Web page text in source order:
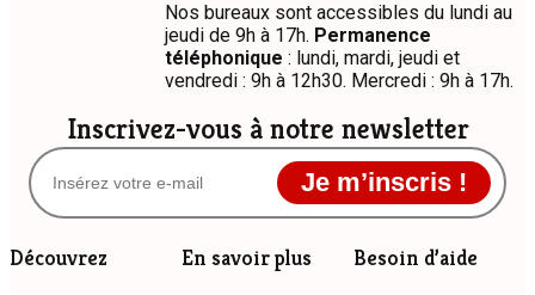
Inscrivez-vous à notre newsletter
Je m’inscris !
Nos bureaux sont accessibles du lundi au
jeudi de 9h à 17h. Permanence
téléphonique : lundi, mardi, jeudi et
vendredi : 9h à 12h30. Mercredi : 9h à 17h.
Découvrez En savoir plus Besoin d’aide